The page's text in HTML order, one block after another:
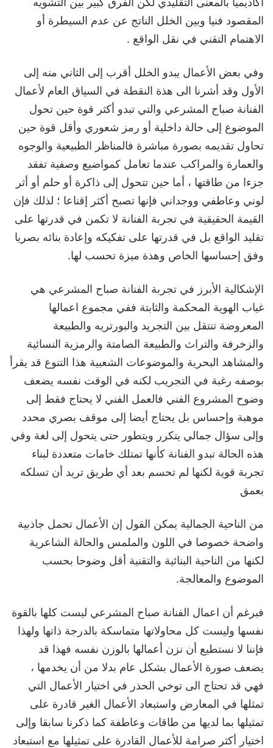
المقصود فنيا وبين الخلل الناتج عن عدم السيطرة أو
الاهتمام التقني في نقل الواقع .
وفي بعض الأعمال يبدو الخلل أقرب إلى الثاني منه إلى
الأول وقد أشرنا الى هذة النقطة في السياق العام لأعمال
الفنانة صباح المشرعي والتي تبدو أكثر قوة حين تحول
الموضوع إلى حالة داخلية أو رمز شعوري وأقل قوة حين
تحاول تقديمه بصورة مباشرة فالمناظر الطبيعية والوجوه
والعمارة والمراكب عندما تعامل كمواضيع وصفية تفقد
جزءا من طاقتها ، أما حين تتحول إلى ذاكرة أو حلم أو أثر
لوني وعاطفي ووجداني فإنها تصبح أكثر إقناعا ؛ لذلك فإن
القيمة الحقيقية في تجربة الفنانة لا تكمن في قدرتها على
تقليد الواقع بل في قدرتها على تفكيكه وإعادة بنائه بصريا
وفق إحساسها الخاص وهذة ميزة تحسب لها.
الإشكالية الأبرز في تجربة الفنانة صباح المشرعي هي
غياب الهوية المحكمة والثابتة ففي مجموع اعمالها
المعروضة تنتقل بين التجريد والبورتريه والطبيعة
والزخرفة والتراث والطبيعة الصامتة والرمزية النسائية
والمشاهد البحرية والموضوعات الشعبية هذا التنوع قد يقرأ
بوصفه رغبة في التجريب لكنه في الوقت نفسه يضعف
وضوح المشروع الفني فالعمل الفني لا يحتاج فقط إلى
موهبة وإحساس بل يحتاج أيضا إلى موقف بصري محدد
وإلى سؤال جمالي يتكرر ويتطور حتى يتحول إلى لغة وفي
هذه الحالة تبدو الفنانة كأنها تمتلك خامات متعددة لبناء
تجربة قوية لكنها لم تحسم بعد أي طريق تريد أن تسلكه
بعمق
من الناحية الجمالية يمكن القول إن الأعمال تحمل جاذبية
واضحة خصوصا في اللون والملمس والحالة الشاعرية
لكنها من الناحية البنائية والتقنية أقل وضوحا بحسب
الموضوع والمعالجة.
فبرغم أن اعمال الفنانة صباح المشرعي ليست كلها بالقوة
نفسها وليست كل محاولاتها متماسكة بالدرجة ذاتها ولهذا
فإننا لا نستطيع أن نزن أعمالها بالوزن نفسه فهذا قد
يضعف صورة الأعمال بشكل عام بدلا من أن يخدمها ،
فهي قد تحتاج الى توخي الحذر في اختيار الأعمال التي
تمثلها في المعارض واستبعاد الأعمال الغير قادرة على
تمثيلها بما لديها من طاقات وعاطفة كما ذكرنا سابقا وإلى
اختيار أكثر صرامة للأعمال القادرة على تمثيلها مع استبعاد